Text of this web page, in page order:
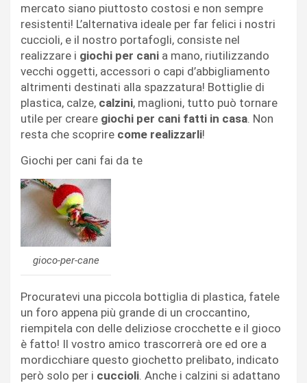
mercato siano piuttosto costosi e non sempre
resistenti! L’alternativa ideale per far felici i nostri
cuccioli, e il nostro portafogli, consiste nel
realizzare i giochi per cani a mano, riutilizzando
vecchi oggetti, accessori o capi d’abbigliamento
altrimenti destinati alla spazzatura! Bottiglie di
plastica, calze, calzini, maglioni, tutto può tornare
utile per creare giochi per cani fatti in casa. Non
resta che scoprire come realizzarli!
Giochi per cani fai da te
gioco-per-cane
Procuratevi una piccola bottiglia di plastica, fatele
un foro appena più grande di un croccantino,
riempitela con delle deliziose crocchette e il gioco
è fatto! Il vostro amico trascorrerà ore ed ore a
mordicchiare questo giochetto prelibato, indicato
però solo per i cuccioli. Anche i calzini si adattano